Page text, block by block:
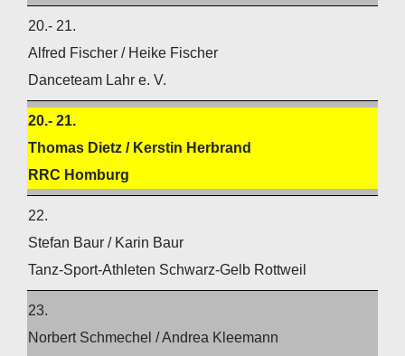
20.- 21.
Alfred Fischer / Heike Fischer
Danceteam Lahr e. V.
20.- 21.
Thomas Dietz / Kerstin Herbrand
RRC Homburg
22.
Stefan Baur / Karin Baur
Tanz-Sport-Athleten Schwarz-Gelb Rottweil
23.
Norbert Schmechel / Andrea Kleemann